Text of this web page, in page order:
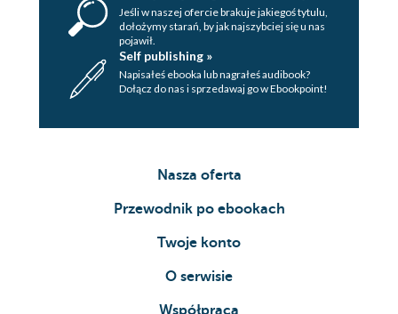
Jeśli w naszej ofercie brakuje jakiegoś tytulu,
dołożymy starań, by jak najszybciej się u nas
pojawił.
Self publishing »
Napisałeś ebooka lub nagrałeś audibook?
Dołącz do nas i sprzedawaj go w Ebookpoint!
Nasza oferta
Przewodnik po ebookach
Twoje konto
O serwisie
Współpraca